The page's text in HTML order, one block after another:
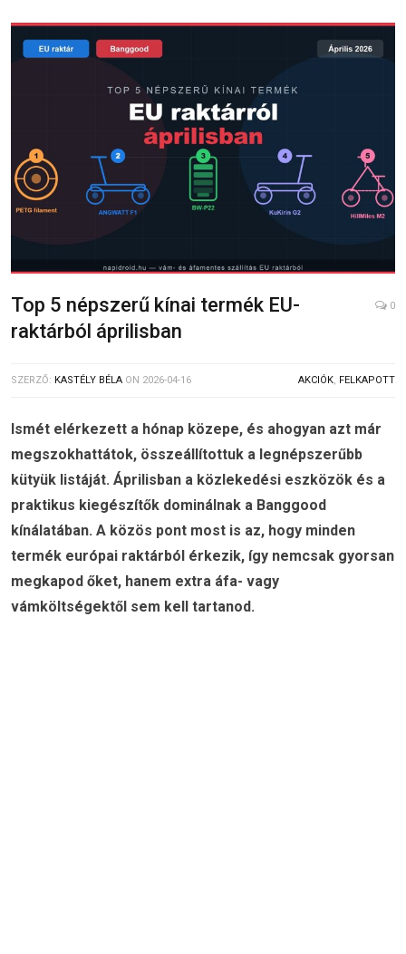
Top 5 népszerű kínai termék EU-
raktárból áprilisban
0
SZERZŐ: KASTÉLY BÉLA ON 2026-04-16 AKCIÓK, FELKAPOTT
Ismét elérkezett a hónap közepe, és ahogyan azt már
megszokhattátok, összeállítottuk a legnépszerűbb
kütyük listáját. Áprilisban a közlekedési eszközök és a
praktikus kiegészítők dominálnak a Banggood
kínálatában. A közös pont most is az, hogy minden
termék európai raktárból érkezik, így nemcsak gyorsan
megkapod őket, hanem extra áfa- vagy
vámköltségektől sem kell tartanod.